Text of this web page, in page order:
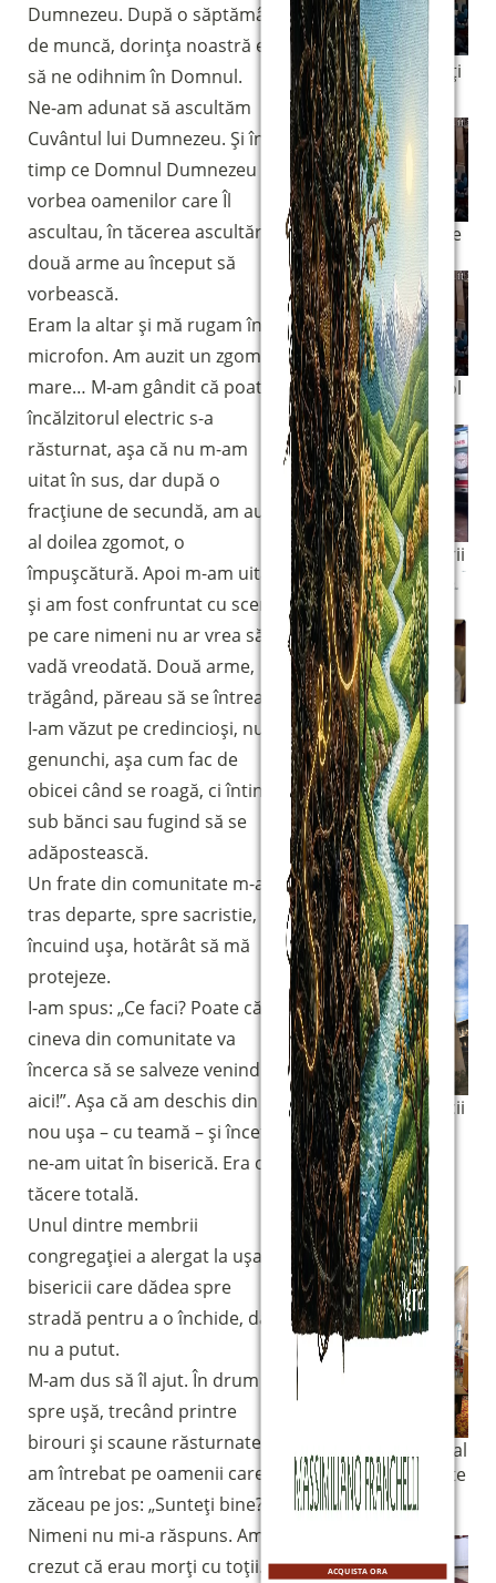
Dumnezeu. După o săptămână
de muncă, dorința noastră era
să ne odihnim în Domnul.
Ne-am adunat să ascultăm
Cuvântul lui Dumnezeu. Și în
timp ce Domnul Dumnezeu
vorbea oamenilor care Îl
ascultau, în tăcerea ascultării,
două arme au început să
vorbească.
Eram la altar și mă rugam în
microfon. Am auzit un zgomot
mare… M-am gândit că poate
încălzitorul electric s-a
răsturnat, așa că nu m-am
uitat în sus, dar după o
fracțiune de secundă, am auzit
al doilea zgomot, o
împușcătură. Apoi m-am uitat
și am fost confruntat cu scena
pe care nimeni nu ar vrea să o
vadă vreodată. Două arme,
trăgând, păreau să se întreacă.
I-am văzut pe credincioși, nu în
genunchi, așa cum fac de
obicei când se roagă, ci întinși
sub bănci sau fugind să se
adăpostească.
Un frate din comunitate m-a
tras departe, spre sacristie,
încuind ușa, hotărât să mă
protejeze.
I-am spus: „Ce faci? Poate că
cineva din comunitate va
încerca să se salveze venind
aici!”. Așa că am deschis din
nou ușa – cu teamă – și încet
ne-am uitat în biserică. Era o
tăcere totală.
Unul dintre membrii
congregației a alergat la ușa
bisericii care dădea spre
stradă pentru a o închide, dar
nu a putut.
M-am dus să îl ajut. În drum
spre ușă, trecând printre
birouri și scaune răsturnate, i-
am întrebat pe oamenii care
zăceau pe jos: „Sunteți bine?”
Nimeni nu mi-a răspuns. Am
crezut că erau morți cu toții.
Cei doi bărbați
în acțiune
Prima armă se
blochează
Al doilea pistol
se blochează
Sosirea salvării
Președintele
turc Recep
Tayyip
Erdoğan îl
sună pe
părintele
Anton Bulai la
scurt timp
după atac
Fațada bisericii
St Mary, a
doua zi după
atac, cu un
steag turcesc
care acoperă
intrarea
Interiorul gol al
bisericii înainte
de slujba de
ACQUISTA ORA